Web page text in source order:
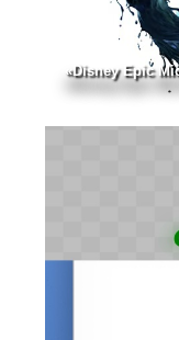
«Disney Epic